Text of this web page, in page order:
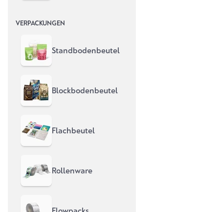
VERPACKUNGEN
Standbodenbeutel
Blockbodenbeutel
Flachbeutel
Rollenware
Lebensmitteletiketten drucken lassen